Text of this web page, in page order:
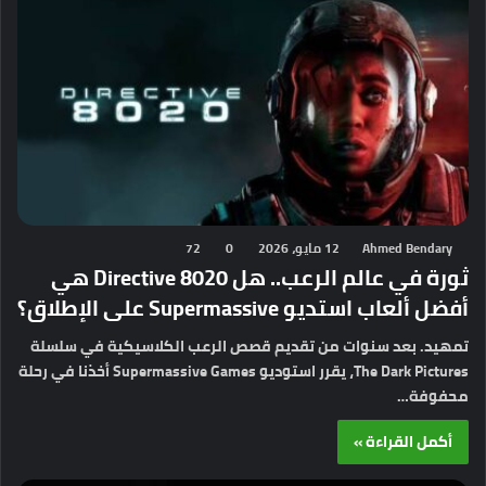
Ahmed Bendary 12 مايو، 2026 0
72
ثورة في عالم الرعب.. هل Directive 8020 هي
أفضل ألعاب استديو Supermassive على الإطلاق؟
تمهيد. بعد سنوات من تقديم قصص الرعب الكلاسيكية في سلسلة
The Dark Pictures، يقرر استوديو Supermassive Games أخذنا في رحلة
محفوفة…
أكمل القراءة »